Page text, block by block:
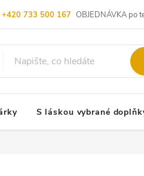
+420 733 500 167 OBJEDNÁVKA po
zboží Blog 20 let u Starých
S láskou vybrané